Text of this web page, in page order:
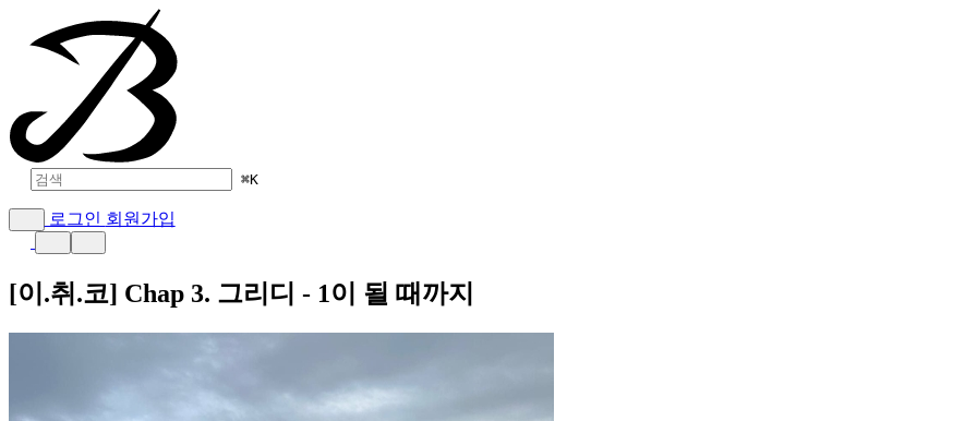
⌘K
로그인 회원가입
[이.취.코] Chap 3. 그리디 - 1이 될 때까지